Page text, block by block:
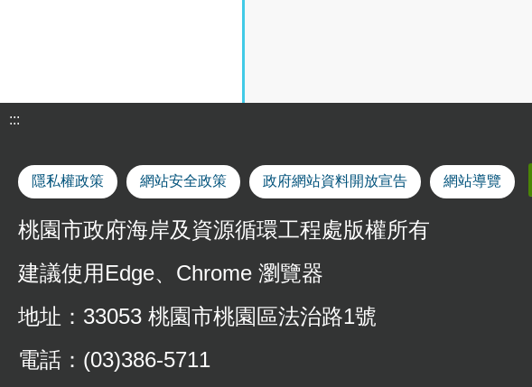
:::
隱私權政策 網站安全政策 政府網站資料開放宣告 網站導覽
桃園市政府海岸及資源循環工程處版權所有
建議使用Edge、Chrome 瀏覽器
地址：33053 桃園市桃園區法治路1號
電話：(03)386-5711